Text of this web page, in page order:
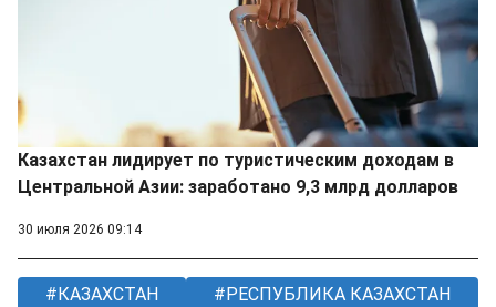
Казахстан лидирует по туристическим доходам в
Центральной Азии: заработано 9,3 млрд долларов
30 июля 2026 09:14
КАЗАХСТАН
РЕСПУБЛИКА КАЗАХСТАН